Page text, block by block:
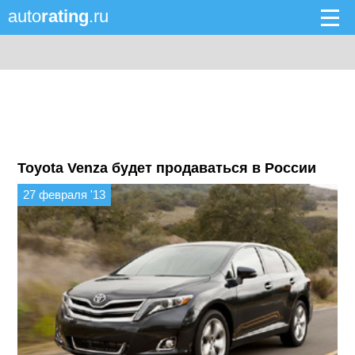
autorating.ru
Toyota Venza будет продаваться в России
27 февраля '13